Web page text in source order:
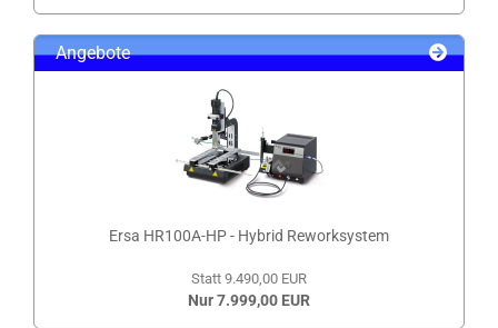
Angebote
Ersa HR100A-HP - Hybrid Reworksystem
Statt 9.490,00 EUR
Nur 7.999,00 EUR